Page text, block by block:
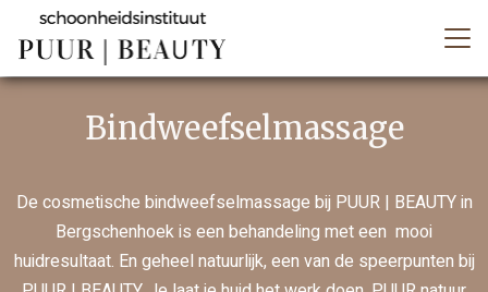
Bindweefselmassage
De cosmetische bindweefselmassage bij PUUR | BEAUTY in
Bergschenhoek is een behandeling met een mooi
huidresultaat. En geheel natuurlijk, een van de speerpunten bij